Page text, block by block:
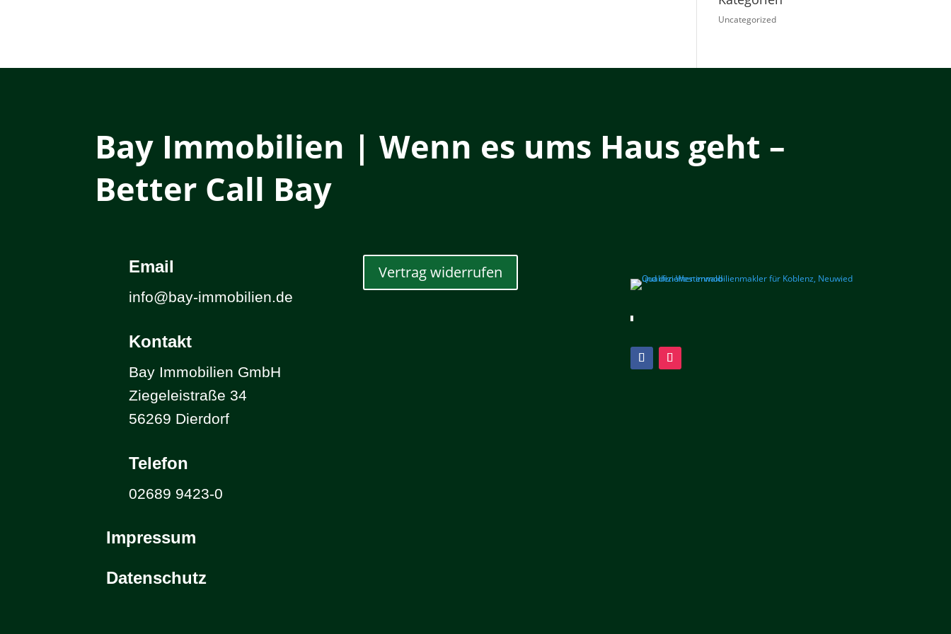
Uncategorized
Bay Immobilien | Wenn es ums Haus geht –
Better Call Bay
Email
info@bay-immobilien.de
Kontakt
Bay Immobilien GmbH
Ziegeleistraße 34
56269 Dierdorf
Telefon
02689 9423-0
Impressum
Datenschutz
Vertrag widerrufen